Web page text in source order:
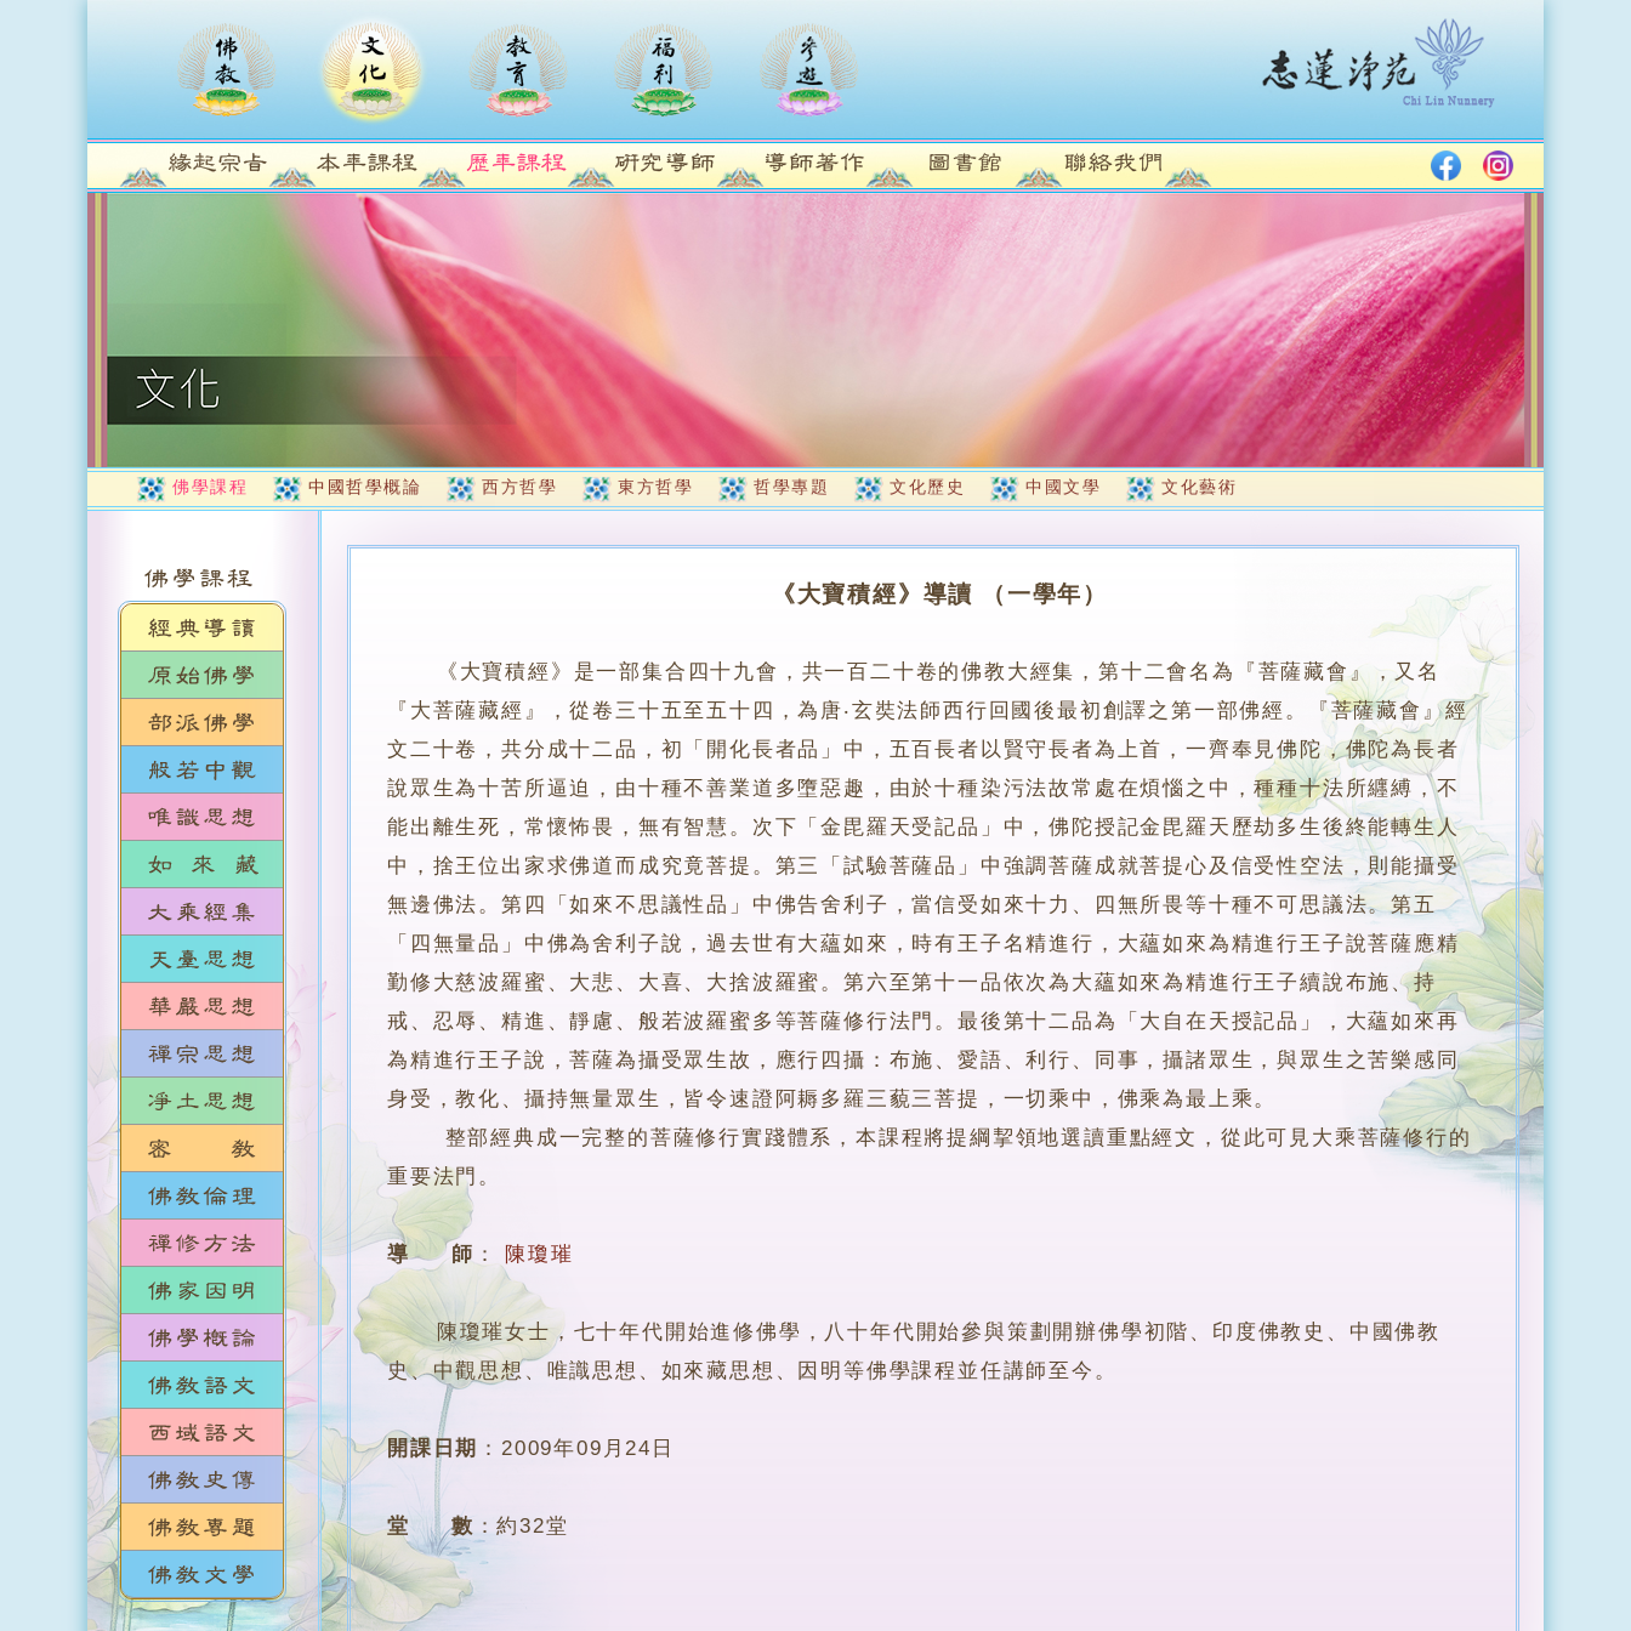
佛學課程 中國哲學概論 西方哲學 東方哲學 哲學專題 文化歷史 中國文學 文化藝術
《大寶積經》導讀 （一學年）
《大寶積經》是一部集合四十九會，共一百二十卷的佛教大經集，第十二會名為『菩薩藏會』，又名
『大菩薩藏經』，從卷三十五至五十四，為唐‧玄奘法師西行回國後最初創譯之第一部佛經。『菩薩藏會』經
文二十卷，共分成十二品，初「開化長者品」中，五百長者以賢守長者為上首，一齊奉見佛陀，佛陀為長者
說眾生為十苦所逼迫，由十種不善業道多墮惡趣，由於十種染污法故常處在煩惱之中，種種十法所纒縛，不
能出離生死，常懷怖畏，無有智慧。次下「金毘羅天受記品」中，佛陀授記金毘羅天歷劫多生後終能轉生人
中，捨王位出家求佛道而成究竟菩提。第三「試驗菩薩品」中強調菩薩成就菩提心及信受性空法，則能攝受
無邊佛法。第四「如來不思議性品」中佛告舍利子，當信受如來十力、四無所畏等十種不可思議法。第五
「四無量品」中佛為舍利子說，過去世有大蘊如來，時有王子名精進行，大蘊如來為精進行王子說菩薩應精
勤修大慈波羅蜜、大悲、大喜、大捨波羅蜜。第六至第十一品依次為大蘊如來為精進行王子續說布施、持
戒、忍辱、精進、靜慮、般若波羅蜜多等菩薩修行法門。最後第十二品為「大自在天授記品」，大蘊如來再
為精進行王子說，菩薩為攝受眾生故，應行四攝：布施、愛語、利行、同事，攝諸眾生，與眾生之苦樂感同
身受，教化、攝持無量眾生，皆令速證阿耨多羅三藐三菩提，一切乘中，佛乘為最上乘。
整部經典成一完整的菩薩修行實踐體系，本課程將提綱挈領地選讀重點經文，從此可見大乘菩薩修行的
重要法門。
導 師 ： 陳瓊璀
陳瓊璀女士，七十年代開始進修佛學，八十年代開始參與策劃開辦佛學初階、印度佛教史、中國佛教
史、中觀思想、唯識思想、如來藏思想、因明等佛學課程並任講師至今。
開課日期 ：2009年09月24日
堂 數 ：約32堂